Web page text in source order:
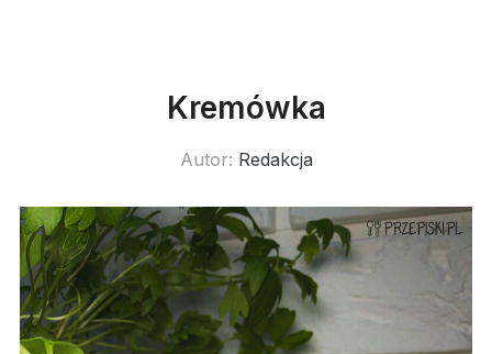
Kremówka
Autor: Redakcja